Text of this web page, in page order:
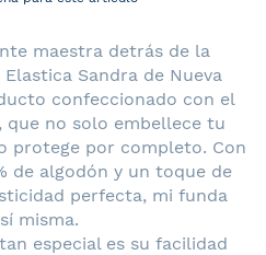
maestra detrás de la
Sandra de Nueva
confeccionado con el
no solo embellece tu
protege por completo. Con
de algodón y un toque de
perfecta, mi funda
misma.
especial es su facilidad